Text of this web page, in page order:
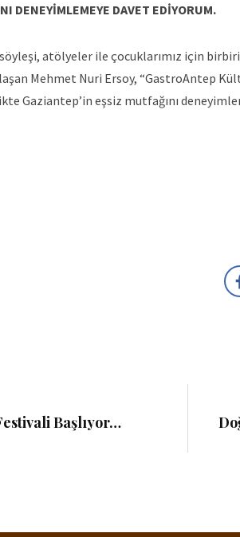
DENEYİMLEMEYE DAVET EDİYORUM.
söyleşi, atölyeler ile çocuklarımız için
Mehmet Nuri Ersoy, “GastroAntep
Gaziantep’in eşsiz mutfağını
Başlıyor…